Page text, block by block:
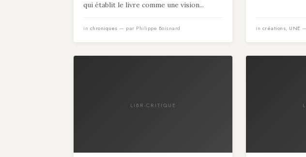
qui établit le livre comme une vision...
in chroniques — par Philippe Boisnard in créations, UNE
LIBR-CRITIQUE